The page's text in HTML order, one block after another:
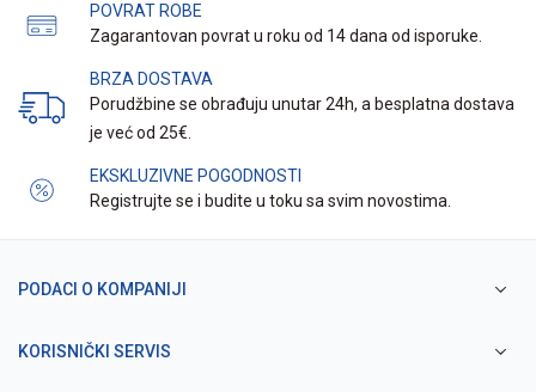
POVRAT ROBE
Zagarantovan povrat u roku od 14 dana od isporuke.
BRZA DOSTAVA
Porudžbine se obrađuju unutar 24h, a besplatna dostava
je već od 25€.
EKSKLUZIVNE POGODNOSTI
Registrujte se i budite u toku sa svim novostima.
PODACI O KOMPANIJI
KORISNIČKI SERVIS